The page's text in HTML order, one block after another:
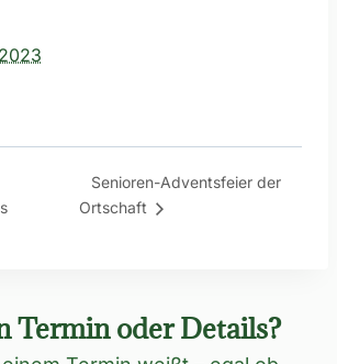
Senioren-Adventsfeier der
Ortschaft
Termin oder Details?